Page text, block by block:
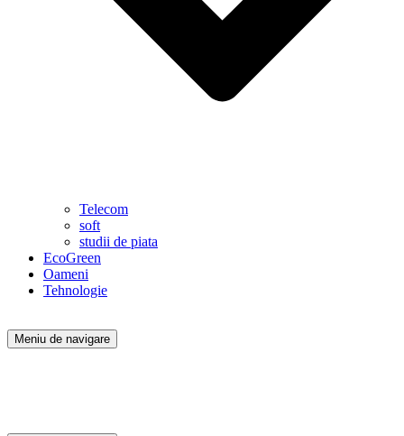
Telecom
soft
studii de piata
EcoGreen
Oameni
Tehnologie
Meniu de navigare